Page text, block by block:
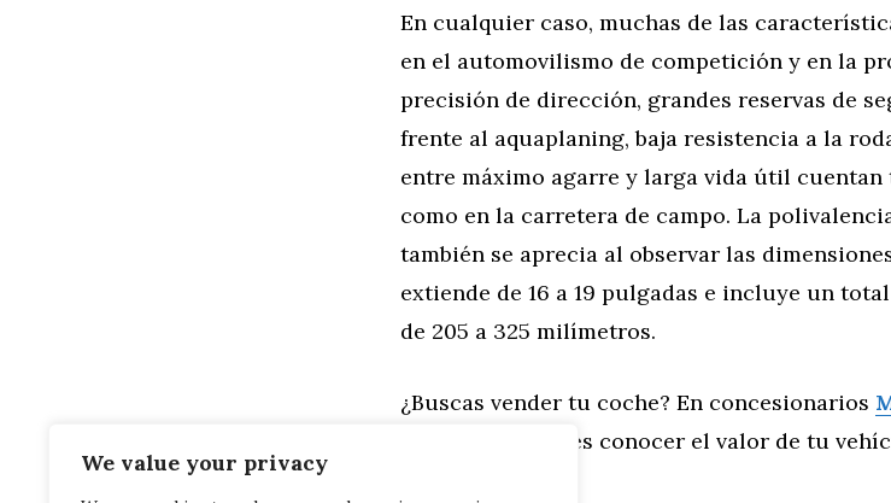
We value your privacy
En cualquier caso, muchas de las
en el automovilismo de competición y en la
precisión de dirección, grandes reservas de
frente al aquaplaning, baja resistencia a la
entre máximo agarre y larga vida útil
como en la carretera de campo. La
también se aprecia al observar las
extiende de 16 a 19 pulgadas e incluye un
de 205 a 325 milímetros.
¿Buscas vender tu coche? En concesionarios
tu coche ¿Quieres conocer el valor de tu